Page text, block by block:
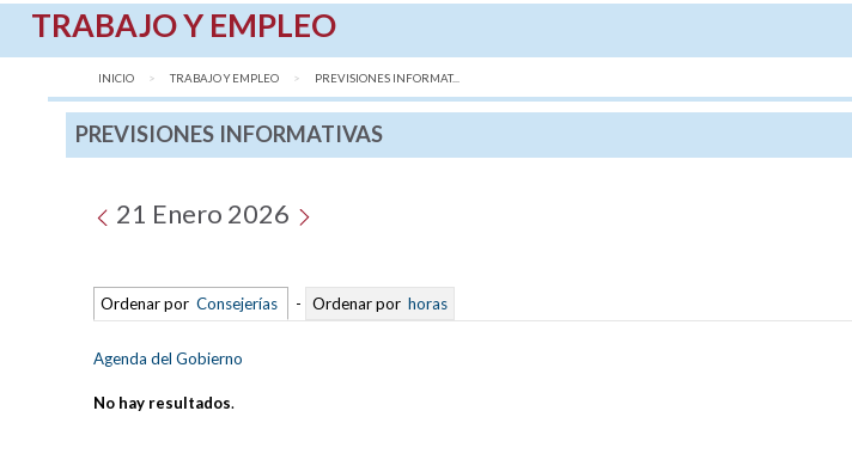
TRABAJO Y EMPLEO
INICIO TRABAJO Y EMPLEO AQUÍ:
PREVISIONES INFORMAT...
PREVISIONES INFORMATIVAS
21 Enero 2026
Ordenar por Consejerías - Ordenar por horas
Agenda del Gobierno
No hay resultados.